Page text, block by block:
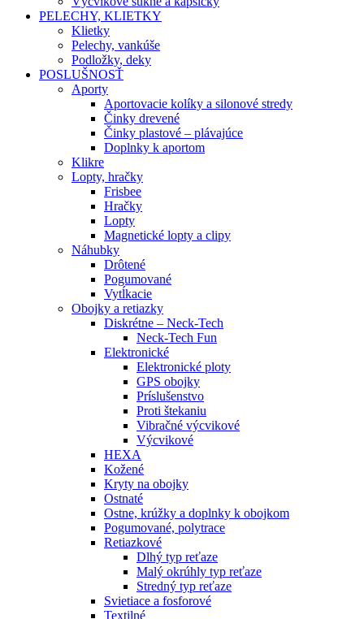
PELECHY, KLIETKY
Klietky
Pelechy, vankúše
Podložky, deky
POSLUŠNOSŤ
Aporty
Aportovacie kolíky a silonové stredy
Činky drevené
Činky plastové – plávajúce
Doplnky k aportom
Klikre
Lopty, hračky
Frisbee
Hračky
Lopty
Magnetické lopty a clipy
Náhubky
Drôtené
Pogumované
Vytĺkacie
Obojky a retiazky
Diskrétne – Neck-Tech
Neck-Tech Fun
Elektronické
Elektronické ploty
GPS obojky
Príslušenstvo
Proti štekaniu
Vibračné výcvikové
Výcvikové
HEXA
Kožené
Kryty na obojky
Ostnaté
Ostne, krúžky a doplnky k obojkom
Pogumované, polytrace
Retiazkové
Dlhý typ reťaze
Malý okrúhly typ reťaze
Stredný typ reťaze
Svietiace a fosforové
Textilné